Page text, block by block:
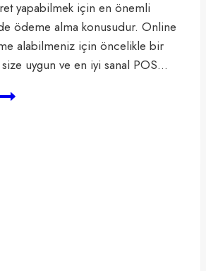
yapabilmek için en önemli
ödeme alma konusudur. Online
alabilmeniz için öncelikle bir
uygun ve en iyi sanal POS…